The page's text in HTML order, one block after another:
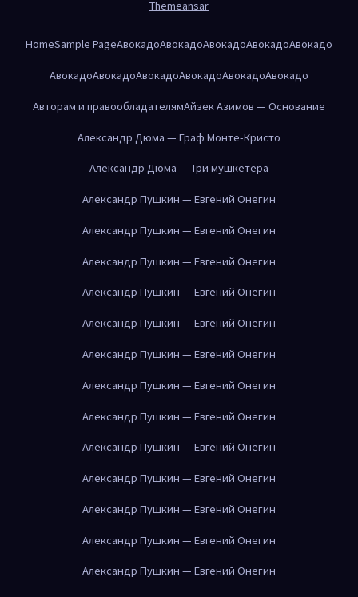
Themeansar
HomeSample PageАвокадоАвокадоАвокадоАвокадоАвокадо
АвокадоАвокадоАвокадоАвокадоАвокадоАвокадо
Авторам и правообладателямАйзек Азимов — Основание
Александр Дюма — Граф Монте-Кристо
Александр Дюма — Три мушкетёра
Александр Пушкин — Евгений Онегин
Александр Пушкин — Евгений Онегин
Александр Пушкин — Евгений Онегин
Александр Пушкин — Евгений Онегин
Александр Пушкин — Евгений Онегин
Александр Пушкин — Евгений Онегин
Александр Пушкин — Евгений Онегин
Александр Пушкин — Евгений Онегин
Александр Пушкин — Евгений Онегин
Александр Пушкин — Евгений Онегин
Александр Пушкин — Евгений Онегин
Александр Пушкин — Евгений Онегин
Александр Пушкин — Евгений Онегин